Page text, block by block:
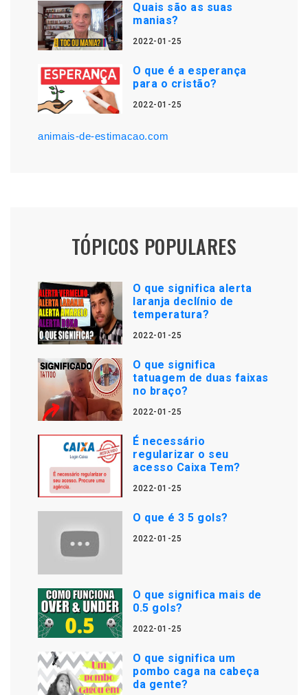
Quais são as suas
manias?
2022-01-25
O que é a esperança
para o cristão?
2022-01-25
animais-de-estimacao.com
TÓPICOS POPULARES
O que significa alerta
laranja declínio de
temperatura?
2022-01-25
O que significa
tatuagem de duas faixas
no braço?
2022-01-25
É necessário
regularizar o seu
acesso Caixa Tem?
2022-01-25
O que é 3 5 gols?
2022-01-25
O que significa mais de
0.5 gols?
2022-01-25
O que significa um
pombo caga na cabeça
da gente?